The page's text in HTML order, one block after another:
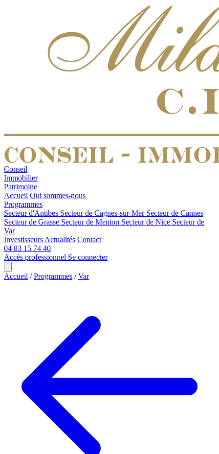
Conseil
Immobilier
Patrimoine
Accueil Qui sommes-nous
Programmes
Secteur d'Antibes Secteur de Cagnes-sur-Mer Secteur de Cannes
Secteur de Grasse Secteur de Menton Secteur de Nice Secteur de
Var
Investisseurs Actualités Contact
04 83 15 74 40
Accès professionnel Se connecter
Accueil / Programmes / Var